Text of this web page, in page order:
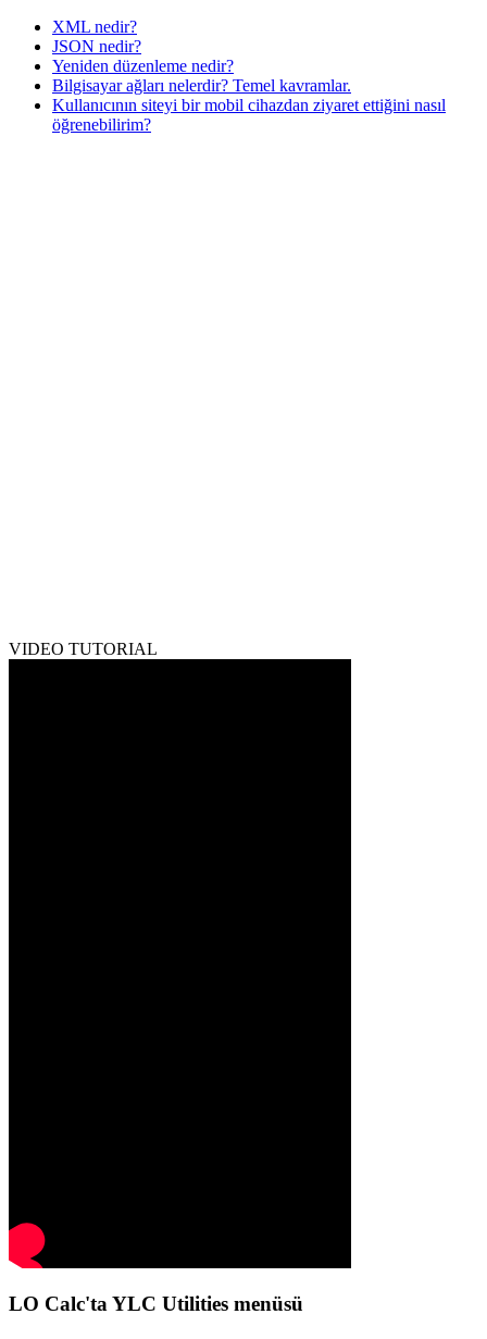
XML nedir?
JSON nedir?
Yeniden düzenleme nedir?
Bilgisayar ağları nelerdir? Temel kavramlar.
Kullanıcının siteyi bir mobil cihazdan ziyaret ettiğini nasıl
öğrenebilirim?
VIDEO TUTORIAL
LO Calc'ta YLC Utilities menüsü